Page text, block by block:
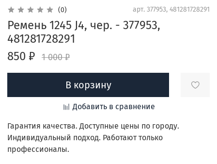
(0) арт. 377953, 481281728291
Ремень 1245 J4, чер. - 377953,
481281728291
850 ₽
1 000 ₽
В корзину
Добавить в сравнение
Гарантия качества. Доступные цены по городу.
Индивидуальный подход. Работают только
профессионалы.